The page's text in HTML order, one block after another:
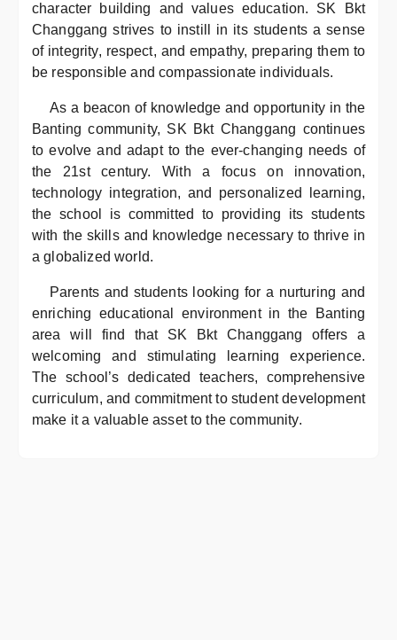
character building and values education. SK Bkt
Changgang strives to instill in its students a sense
of integrity, respect, and empathy, preparing them to
be responsible and compassionate individuals.
As a beacon of knowledge and opportunity in the
Banting community, SK Bkt Changgang continues
to evolve and adapt to the ever-changing needs of
the 21st century. With a focus on innovation,
technology integration, and personalized learning,
the school is committed to providing its students
with the skills and knowledge necessary to thrive in
a globalized world.
Parents and students looking for a nurturing and
enriching educational environment in the Banting
area will find that SK Bkt Changgang offers a
welcoming and stimulating learning experience.
The school’s dedicated teachers, comprehensive
curriculum, and commitment to student development
make it a valuable asset to the community.